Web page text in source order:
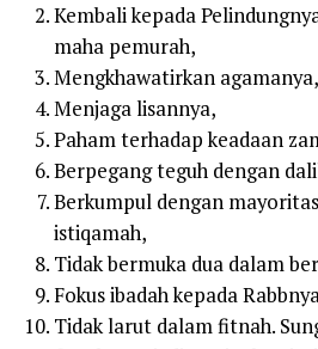
Kembali kepada
maha pemurah,
Mengkhawatirkan agamanya,
Menjaga lisannya,
Paham terhadap keadaan
Berpegang teguh dengan
Berkumpul dengan
istiqamah,
Tidak bermuka dua dalam
Fokus ibadah kepada
Tidak larut dalam fitnah.